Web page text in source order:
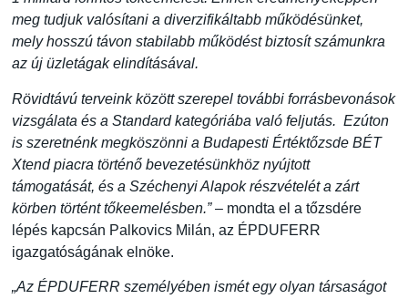
meg tudjuk valósítani a diverzifikáltabb működésünket,
mely hosszú távon stabilabb működést biztosít számunkra
az új üzletágak elindításával.
Rövidtávú terveink között szerepel további forrásbevonások
vizsgálata és a Standard kategóriába való feljutás. Ezúton
is szeretnénk megköszönni a Budapesti Értéktőzsde BÉT
Xtend piacra történő bevezetésünkhöz nyújtott
támogatását, és a Széchenyi Alapok részvételét a zárt
körben történt tőkeemelésben.”– mondta el a tőzsdére
lépés kapcsán Palkovics Milán, az ÉPDUFERR
igazgatóságának elnöke.
„Az ÉPDUFERR személyében ismét egy olyan társaságot